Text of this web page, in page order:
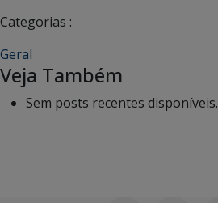
Categorias :
Geral
Veja Também
Sem posts recentes disponíveis.